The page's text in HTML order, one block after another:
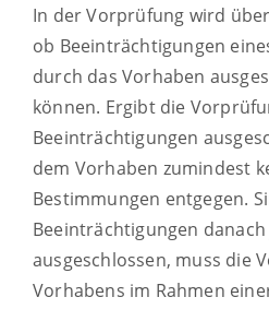
In der Vorprüfung wird
ob Beeinträchtigungen
durch das Vorhaben
können. Ergibt die
Beeinträchtigungen
dem Vorhaben zumindest
Bestimmungen entgegen.
Beeinträchtigungen
ausgeschlossen, muss die
Vorhabens im Rahmen